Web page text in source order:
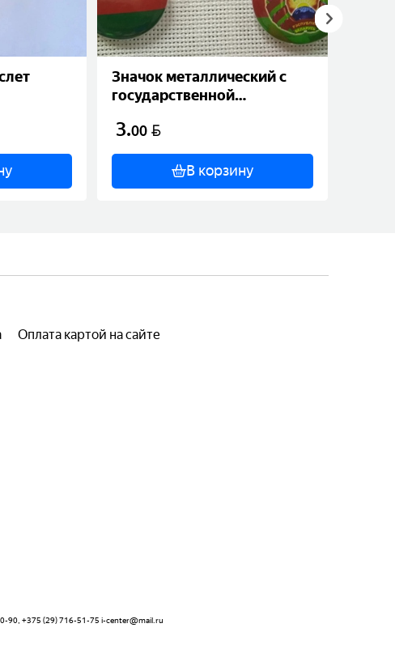
Значок металлический с
государственной
3.00 BYN
В корзину
Оплата картой на сайте
90, +375 (29) 716-51-75 i-center@mail.ru